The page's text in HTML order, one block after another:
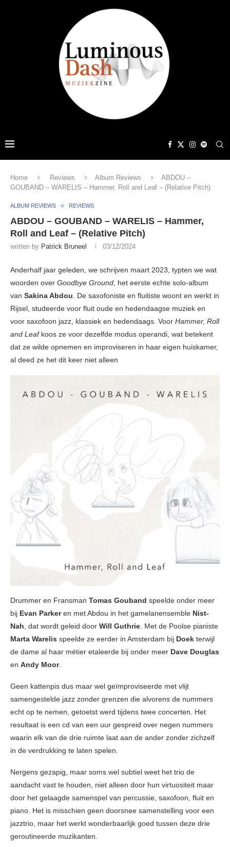
Home Reviews Album Reviews
ABDOU –
GOUBAND – WARELIS – Hammer, Roll and Leaf – (Relative Pitch)
ALBUM REVIEWS REVIEWS
ABDOU – GOUBAND – WARELIS – Hammer,
Roll and Leaf – (Relative Pitch)
written by Patrick Bruneel 03/12/2024
Anderhalf jaar geleden, we schrijven maart 2023, typten we wat
woorden over Goodbye Ground, het eerste echte solo-album
van Sakina Abdou. De saxofoniste en fluitiste woont en werkt in
Rijsel, studeerde voor fluit oude en hedendaagse muziek en
voor saxofoon jazz, klassiek en hedendaags. Voor Hammer, Roll
and Leaf koos ze voor dezelfde modus operandi, wat betekent
dat ze wilde opnemen en improviseren in haar eigen huiskamer,
al deed ze het dit keer niet alleen
Drummer en Fransman Tomas Gouband speelde onder meer
bij Evan Parkeren met Abdou in het gamelanensemble Nist-
Nah, dat wordt geleid door Will Guthrie. Met de Poolse pianiste
Marta Warelis speelde ze eerder in Amsterdam bij Doek terwijl
de dame al haar métier etaleerde bij onder meer Dave Douglas
en Andy Moor.
Geen kattenpis dus maar wel geïmproviseerde met vlijt
samengestelde jazz zonder grenzen die alvorens de nummers
echt op te nemen, getoetst werd tijdens twee concerten. Het
resultaat is een cd van een uur gespreid over negen nummers
waarin elk van de drie ruimte laat aan de ander zonder zichzelf
in de verdrukking te laten spelen.
Nergens gezapig, maar soms wel subtiel weet het trio de
aandacht vast te houden, niet alleen door hun virtuositeit maar
door het gelaagde samenspel van percussie, saxofoon, fluit en
piano. Het is misschien geen doorsnee samenstelling voor een
jazztrio, maar het werkt wonderbaarlijk goed tussen deze drie
geroutineerde muzikanten.